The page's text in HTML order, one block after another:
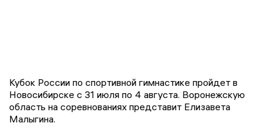
Кубок России по спортивной гимнастике пройдет в
Новосибирске с 31 июля по 4 августа. Воронежскую
область на соревнованиях представит Елизавета
Малыгина.